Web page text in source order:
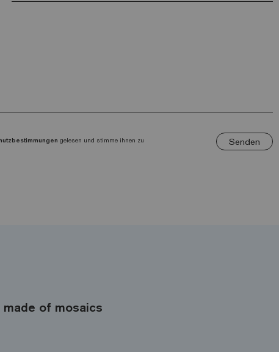
gelesen und stimme ihnen zu Senden
made of mosaics